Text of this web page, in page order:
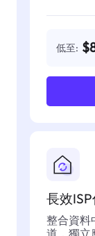
低至:
長效
整合資料
道，獨立